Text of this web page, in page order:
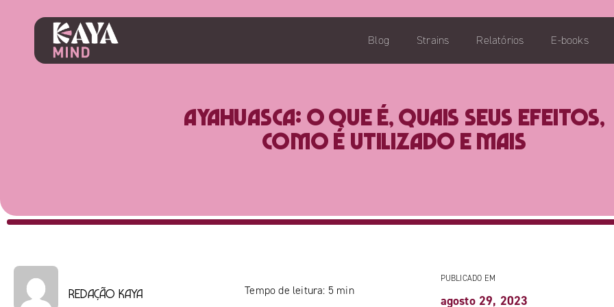
Blog Strains Relatórios E-books
Ayahuasca: o que é, quais seus efeitos,
como é utilizado e mais
Redação Kaya Tempo de leitura: 5 min
PUBLICADO EM
agosto 29, 2023